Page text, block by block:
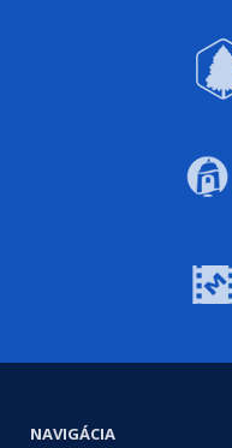
NAVIGÁCIA